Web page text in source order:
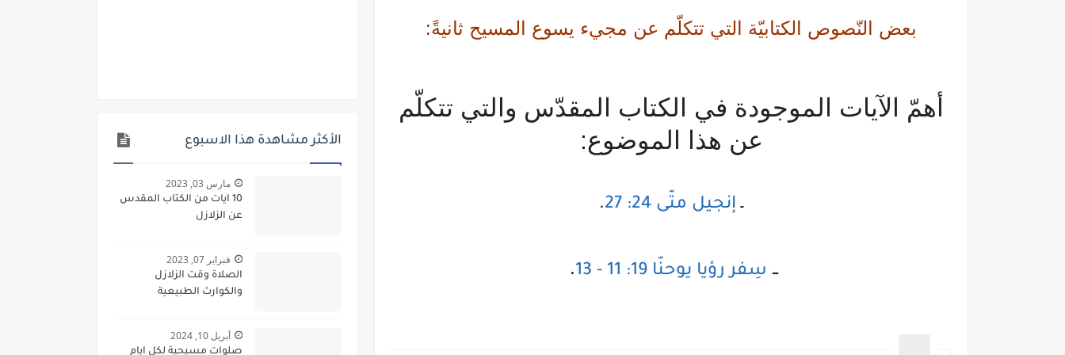
بعض النّصوص الكتابيّة التي تتكلّم عن مجيء يسوع المسيح ثانيةً:
أهمّ الآيات الموجودة في الكتاب المقدّس والتي تتكلّم
عن هذا الموضوع:
ـ إنجيل متّى 24: 27 .
ـ سِفر رؤيا يوحنّا 19: 11 - 13 .
الأكثر مشاهدة هذا الاسبوع
مارس 03, 2023
10 ايات من الكتاب المقدس
عن الزلازل
فبراير 07, 2023
الصلاة وقت الزلازل
والكوارث الطبيعية
أبريل 10, 2024
صلوات مسيحية لكل ايام